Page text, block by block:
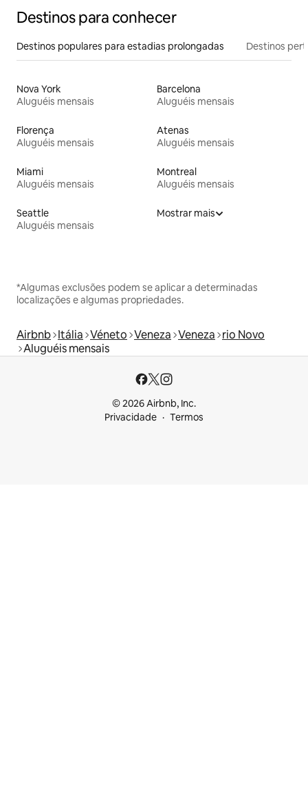
Destinos para conhecer
Destinos populares para estadias prolongadas Destinos
Nova York
Aluguéis mensais
Barcelona
Aluguéis mensais
Florença
Aluguéis mensais
Atenas
Aluguéis mensais
Miami
Aluguéis mensais
Montreal
Aluguéis mensais
Seattle
Aluguéis mensais
Mostrar mais
*Algumas exclusões podem se aplicar a determinadas
localizações e algumas propriedades.
Airbnb Itália Véneto Veneza Veneza rio Novo
Aluguéis mensais
© 2026 Airbnb, Inc.
Privacidade
Termos